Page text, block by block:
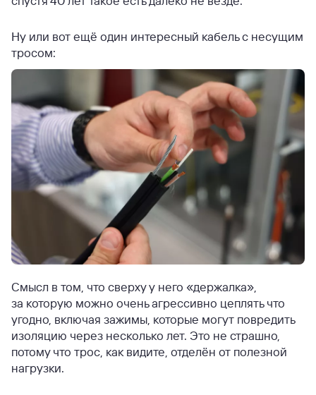
Ну или вот ещё один интересный кабель с несущим
тросом:
Смысл в том, что сверху у него «держалка»,
за которую можно очень агрессивно цеплять что
угодно, включая зажимы, которые могут повредить
изоляцию через несколько лет. Это не страшно,
потому что трос, как видите, отделён от полезной
нагрузки.